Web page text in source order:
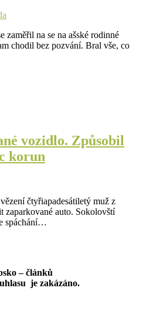
zaměřil na se na ašské rodinné
chodil bez pozvání. Bral vše, co
vozidlo. Způsobil
korun
čtyřiapadesátiletý muž z
zaparkované auto. Sokolovští
spáchání…
– článků
je zakázáno.